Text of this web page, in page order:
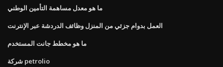
ما هو معدل مساهمة التأمين الوطني
العمل بدوام جزئي من المنزل وظائف الدردشة عبر الإنترنت
ما هو مخطط جانت المستخدم
شركة petrolio